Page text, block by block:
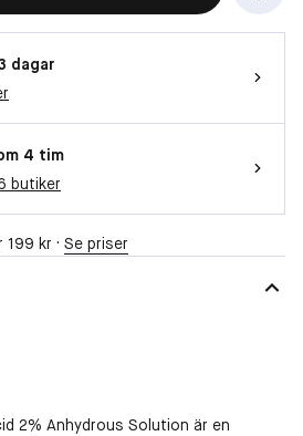
dagar
4 tim
butiker
kr · Se priser
2% Anhydrous Solution är en